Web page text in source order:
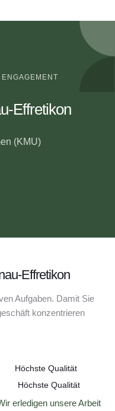
Effretikon
(KMU)
Effretikon
Aufgaben. Damit Sie
konzentrieren
Höchste Qualität
Höchste Qualität
erledigen unsere Arbeit